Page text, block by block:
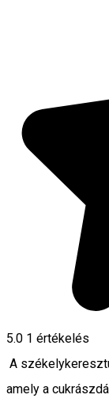
5.0 1 értékelés
A
amely a